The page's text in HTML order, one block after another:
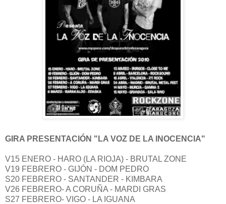
GIRA PRESENTACIÓN "LA VOZ DE LA INOCENCIA"
V15 ENERO - HARO (LA RIOJA) - BRUTAL ZONE
V19 FEBRERO - GIJÓN - DOM PEDRO
S20 FEBRERO - SANTANDER - KIMBARA
V26 FEBRERO- A CORUÑA - MARDI GRAS
S27 FEBRERO- VIGO - LA IGUANA